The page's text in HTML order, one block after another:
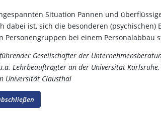
Situation Pannen und
dabei ist, sich die besonderen (psychischen)
Personengruppen bei einem Personalabbau
Gesellschafter der
Lehrbeauftragter an der Universität Karlsruhe,
Universität Clausthal